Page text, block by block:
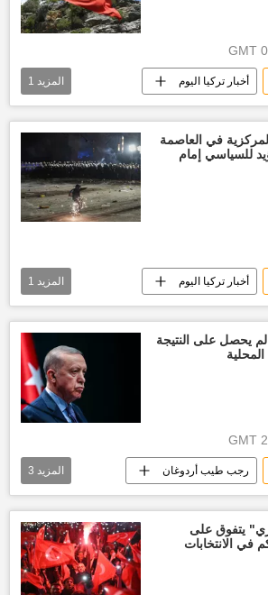
أخبار تركيا اليوم المزيد 1
في العاصمة
للسياسي إمام
أخبار تركيا اليوم المزيد 1
يحصل على النتيجة
رجب طيب أردوغان
أخبار تركيا اليوم
المزيد 3
يتفوق على
في الانتخابات